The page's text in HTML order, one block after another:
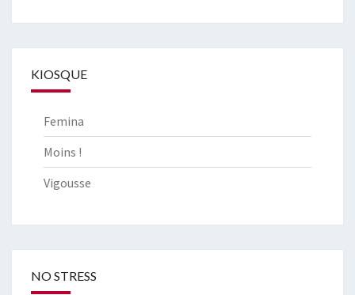
articles
KIOSQUE
Femina
Moins !
Vigousse
NO STRESS